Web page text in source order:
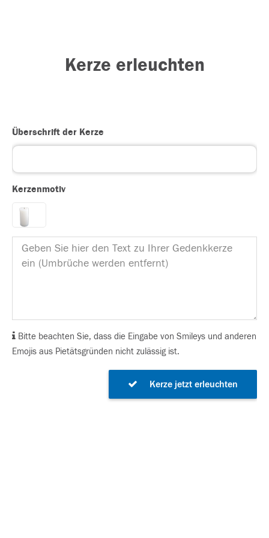
Kerze erleuchten
Überschrift der Kerze
Kerzenmotiv
Bitte beachten Sie, dass die Eingabe von Smileys und anderen
Emojis aus Pietätsgründen nicht zulässig ist.
Kerze jetzt erleuchten